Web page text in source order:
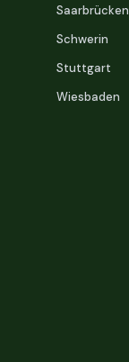
Saarbrücken
Schwerin
Stuttgart
Wiesbaden